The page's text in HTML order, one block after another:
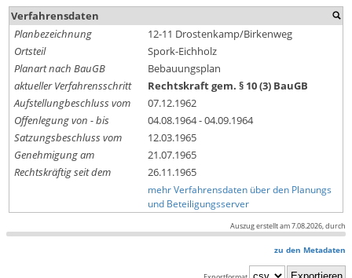
Verfahrensdaten
Planbezeichnung
12-11 Drostenkamp/Birkenweg
Ortsteil
Spork-Eichholz
Planart nach BauGB
Bebauungsplan
aktueller Verfahrensschritt
Rechtskraft gem. § 10 (3) BauGB
Aufstellungbeschluss vom
07.12.1962
Offenlegung von - bis
04.08.1964 - 04.09.1964
Satzungsbeschluss vom
12.03.1965
Genehmigung am
21.07.1965
Rechtskräftig seit dem
26.11.1965
mehr Verfahrensdaten über den Planungs
und Beteiligungsserver
Auszug erstellt am 7.08.2026, durch
zu den Metadaten